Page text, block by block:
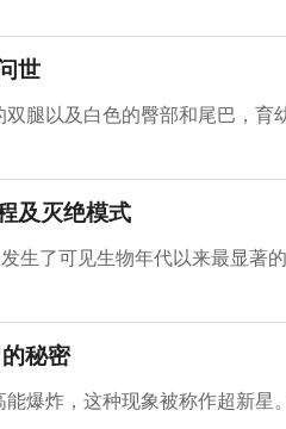
世
腿以及白色的臀部和尾巴，育
及灭绝模式
生了可见生物年代以来最显著
秘密
爆炸，这种现象被称作超新星